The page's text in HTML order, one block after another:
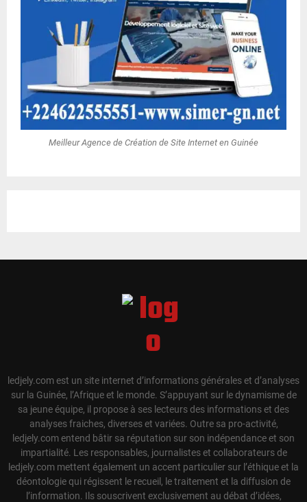
Meilleur Agence de Création de Site Internet en Guinée
ledjely.com est un site internet d’informations générales et d’analyses
sur la Guinée, l’Afrique et le monde. S’appuyant sur le dynamisme de
sa jeune équipe, il propose à ses lecteurs des informations et des
analyses fraiches, diverses et variées. Outre sa pro-activité,
ledjely.com entend bâtir sa réputation sur son indépendance et son
impartialité. Les responsables, journalistes et collaborateurs de
ledjely.com mettent également un accent particulier sur l’éthique et la
déontologie qui régissent le recueil, le traitement et la diffusion de
l’information. Ils souscrivent exclusivement au débat d’idées,